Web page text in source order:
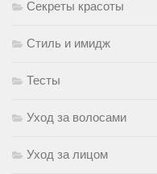
Секреты красоты
Стиль и имидж
Тесты
Уход за волосами
Уход за лицом